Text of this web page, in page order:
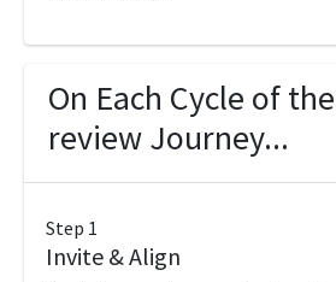
On Each Cycle of
review Journey...
Step 1
Invite & Align